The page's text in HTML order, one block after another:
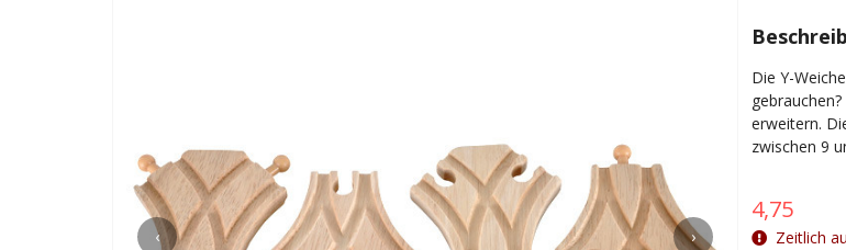
‹ ›
Die Y-
erweitern.
zwischen 9
4,75
Zeitlich